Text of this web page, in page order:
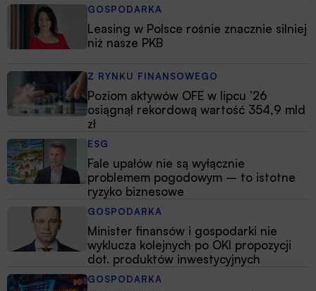
GOSPODARKA
Leasing w Polsce rośnie znacznie silniej
niż nasze PKB
Z RYNKU FINANSOWEGO
Poziom aktywów OFE w lipcu ’26
osiągnął rekordową wartość 354,9 mld
zł
ESG
Fale upałów nie są wyłącznie
problemem pogodowym – to istotne
ryzyko biznesowe
GOSPODARKA
Minister finansów i gospodarki nie
wyklucza kolejnych po OKI propozycji
dot. produktów inwestycyjnych
GOSPODARKA